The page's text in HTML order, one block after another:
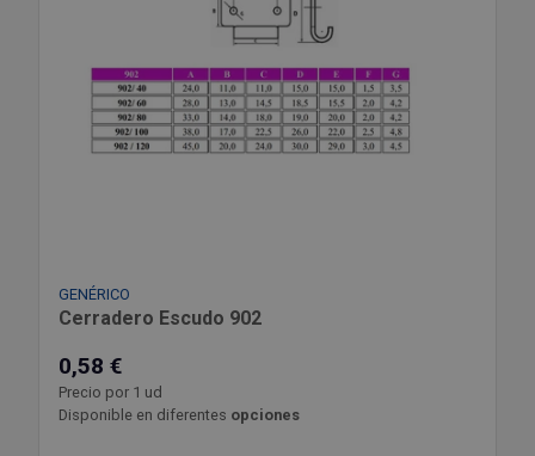
GENÉRICO
Cerradero Escudo 902
0,58 €
Precio por 1 ud
Disponible en diferentes opciones